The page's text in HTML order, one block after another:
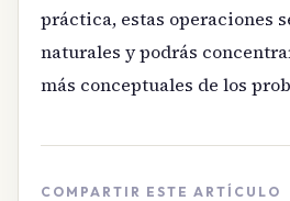
práctica, estas operaciones
naturales y podrás
más conceptuales de los
COMPARTIR ESTE ARTÍCULO